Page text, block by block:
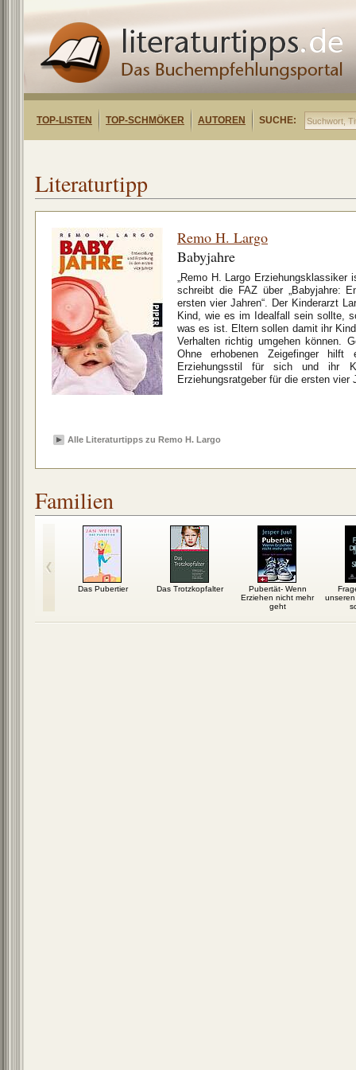
TOP-LISTEN TOP-SCHMÖKER AUTOREN SUCHE:
Literaturtipp
Remo H. Largo
Babyjahre
„Remo H. Largo Erziehungsklassiker
schreibt die FAZ über „Babyjahre:
ersten vier Jahren“. Der Kinderarzt
Kind, wie es im Idealfall sein sollte,
was es ist. Eltern sollen damit ihr
Verhalten richtig umgehen können.
Ohne erhobenen Zeigefinger
Erziehungsstil für sich und ihr
Erziehungsratgeber für die ersten vier
Alle Literaturtipps zu Remo H. Largo
Familien
Das Pubertier Das Trotzkopfalter
Pubertät- Wenn
Erziehen nicht mehr
geht